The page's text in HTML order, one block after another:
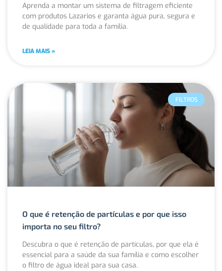
Aprenda a montar um sistema de filtragem eficiente
com produtos Lazarios e garanta água pura, segura e
de qualidade para toda a família.
LEIA MAIS »
FILTROS
O que é retenção de partículas e por que isso
importa no seu filtro?
Descubra o que é retenção de partículas, por que ela é
essencial para a saúde da sua família e como escolher
o filtro de água ideal para sua casa.